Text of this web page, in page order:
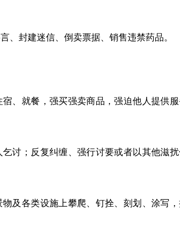
、封建迷信、倒卖票据、销售违禁药品。
宿、就餐，强买强卖商品，强迫他人提供
乞讨；反复纠缠、强行讨要或者以其他滋
物及各类设施上攀爬、钉拴、刻划、涂写